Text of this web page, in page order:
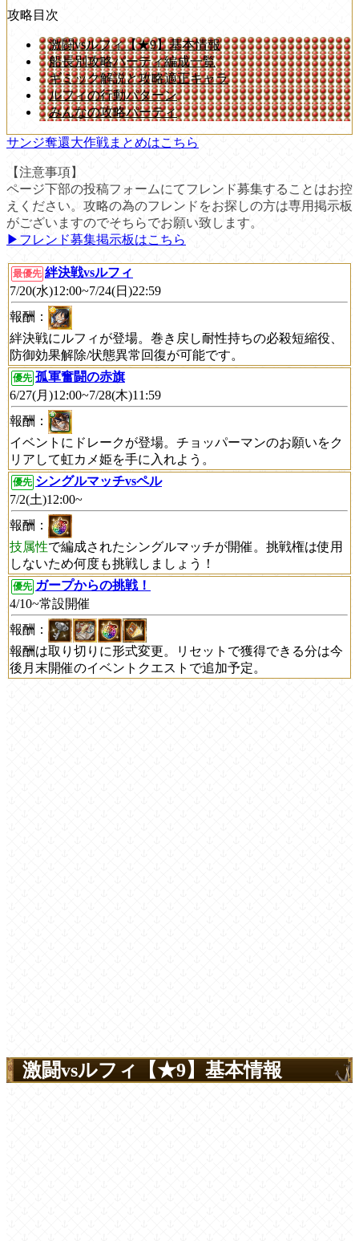
攻略目次
激闘vsルフィ【★9】基本情報
船長別攻略パーティ編成一覧
ギミック解説と攻略適正キャラ
ルフィの行動パターン
みんなの攻略パーティ
サンジ奪還大作戦まとめはこちら
【注意事項】
ページ下部の投稿フォームにてフレンド募集することはお控
えください。攻略の為のフレンドをお探しの方は専用掲示板
がございますのでそちらでお願い致します。
▶︎フレンド募集掲示板はこちら
最優先 絆決戦vsルフィ
7/20(水)12:00~7/24(日)22:59
報酬：
絆決戦にルフィが登場。巻き戻し耐性持ちの必殺短縮役、
防御効果解除/状態異常回復が可能です。
優先 孤軍奮闘の赤旗
6/27(月)12:00~7/28(木)11:59
報酬：
イベントにドレークが登場。チョッパーマンのお願いをク
リアして虹カメ姫を手に入れよう。
優先 シングルマッチvsペル
7/2(土)12:00~
報酬：
技属性で編成されたシングルマッチが開催。挑戦権は使用
しないため何度も挑戦しましょう！
優先 ガープからの挑戦！
4/10~常設開催
報酬：
報酬は取り切りに形式変更。リセットで獲得できる分は今
後月末開催のイベントクエストで追加予定。
激闘vsルフィ【★9】基本情報